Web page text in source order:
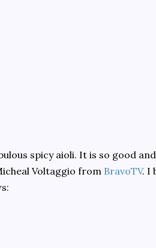
spicy aioli. It is so good
Voltaggio from BravoTV. I